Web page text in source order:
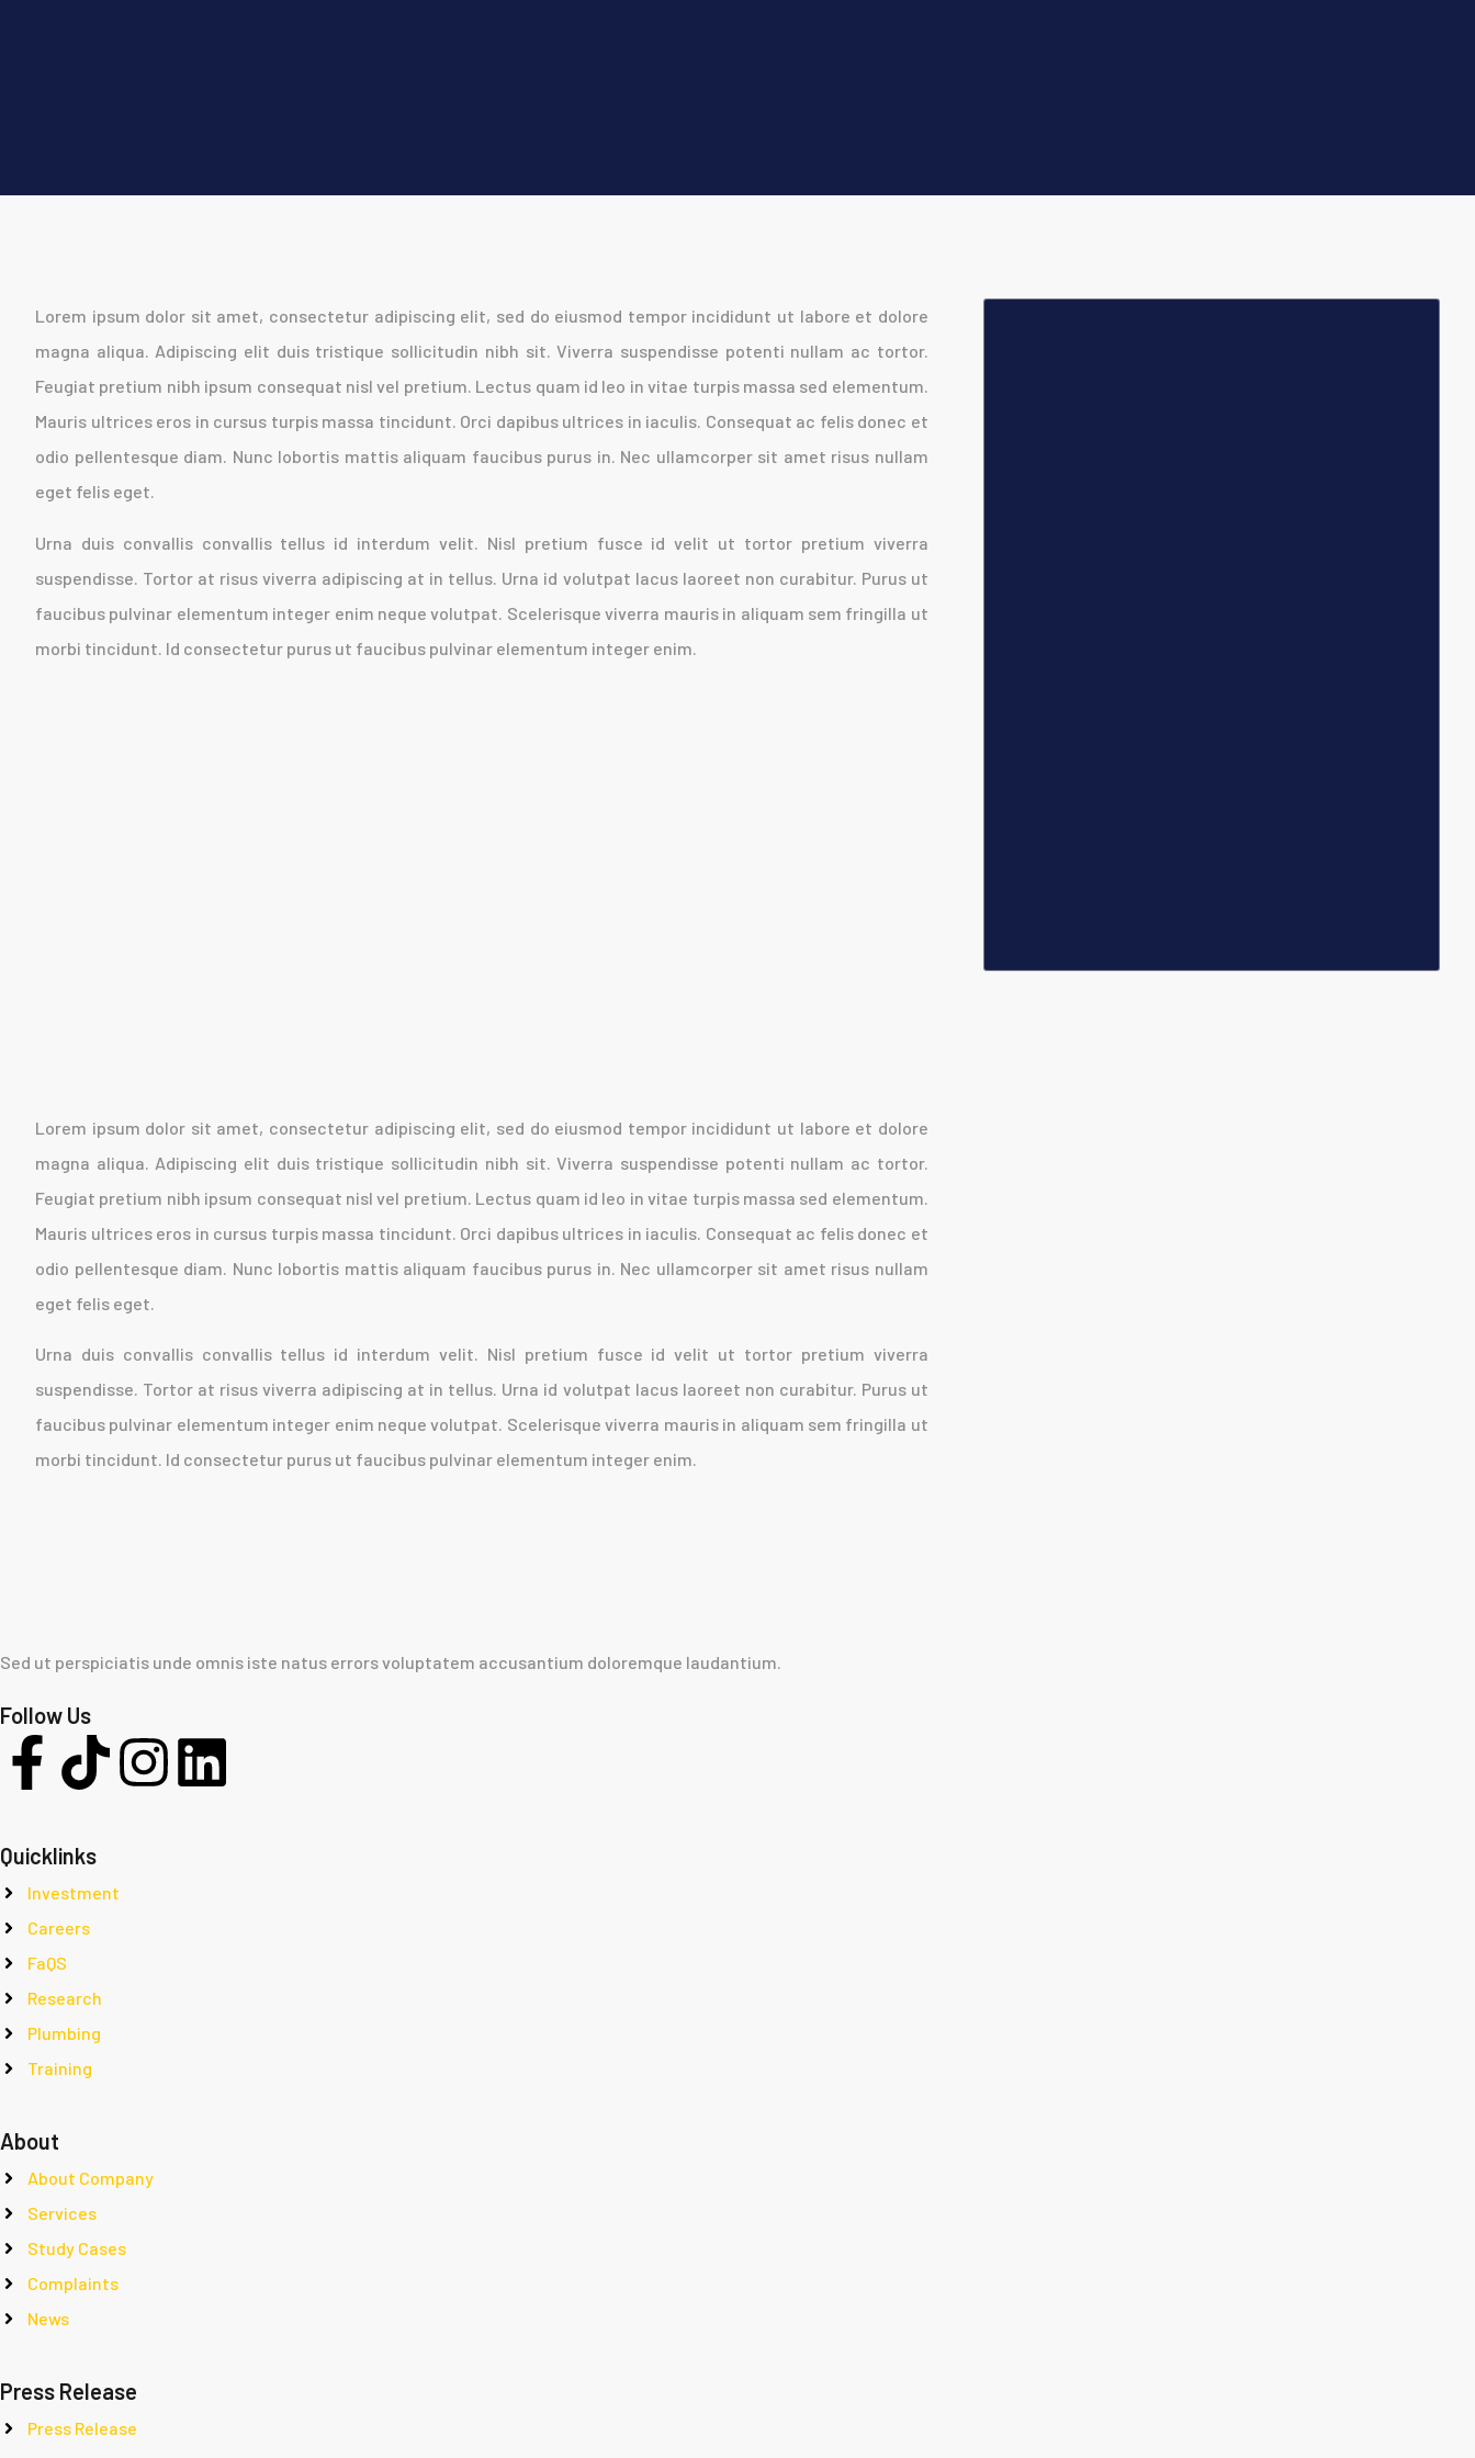
Lorem ipsum dolor sit amet, consectetur adipiscing elit, sed do eiusmod tempor incididunt ut labore et dolore
magna aliqua. Adipiscing elit duis tristique sollicitudin nibh sit. Viverra suspendisse potenti nullam ac tortor.
Feugiat pretium nibh ipsum consequat nisl vel pretium. Lectus quam id leo in vitae turpis massa sed elementum.
Mauris ultrices eros in cursus turpis massa tincidunt. Orci dapibus ultrices in iaculis. Consequat ac felis donec et
odio pellentesque diam. Nunc lobortis mattis aliquam faucibus purus in. Nec ullamcorper sit amet risus nullam
eget felis eget.
Urna duis convallis convallis tellus id interdum velit. Nisl pretium fusce id velit ut tortor pretium viverra
suspendisse. Tortor at risus viverra adipiscing at in tellus. Urna id volutpat lacus laoreet non curabitur. Purus ut
faucibus pulvinar elementum integer enim neque volutpat. Scelerisque viverra mauris in aliquam sem fringilla ut
morbi tincidunt. Id consectetur purus ut faucibus pulvinar elementum integer enim.
Lorem ipsum dolor sit amet, consectetur adipiscing elit, sed do eiusmod tempor incididunt ut labore et dolore
magna aliqua. Adipiscing elit duis tristique sollicitudin nibh sit. Viverra suspendisse potenti nullam ac tortor.
Feugiat pretium nibh ipsum consequat nisl vel pretium. Lectus quam id leo in vitae turpis massa sed elementum.
Mauris ultrices eros in cursus turpis massa tincidunt. Orci dapibus ultrices in iaculis. Consequat ac felis donec et
odio pellentesque diam. Nunc lobortis mattis aliquam faucibus purus in. Nec ullamcorper sit amet risus nullam
eget felis eget.
Urna duis convallis convallis tellus id interdum velit. Nisl pretium fusce id velit ut tortor pretium viverra
suspendisse. Tortor at risus viverra adipiscing at in tellus. Urna id volutpat lacus laoreet non curabitur. Purus ut
faucibus pulvinar elementum integer enim neque volutpat. Scelerisque viverra mauris in aliquam sem fringilla ut
morbi tincidunt. Id consectetur purus ut faucibus pulvinar elementum integer enim.
Sed ut perspiciatis unde omnis iste natus errors voluptatem accusantium doloremque laudantium.
Follow Us
Quicklinks
Investment
Careers
FaQS
Research
Plumbing
Training
About
About Company
Services
Study Cases
Complaints
News
Press Release
Press Release